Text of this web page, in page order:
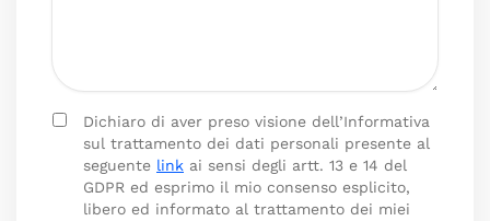
Dichiaro di aver preso visione dell’Informativa
sul trattamento dei dati personali presente al
seguente link ai sensi degli artt. 13 e 14 del
GDPR ed esprimo il mio consenso esplicito,
libero ed informato al trattamento dei miei